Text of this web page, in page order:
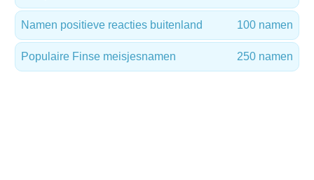
Namen positieve reacties buitenland 100 namen
Populaire Finse meisjesnamen 250 namen